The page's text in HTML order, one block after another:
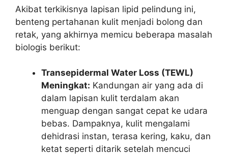
Akibat terkikisnya lapisan lipid pelindung ini,
benteng pertahanan kulit menjadi bolong dan
retak, yang akhirnya memicu beberapa masalah
biologis berikut:
Transepidermal Water Loss (TEWL)
Meningkat: Kandungan air yang ada di
dalam lapisan kulit terdalam akan
menguap dengan sangat cepat ke udara
bebas. Dampaknya, kulit mengalami
dehidrasi instan, terasa kering, kaku, dan
ketat seperti ditarik setelah mencuci